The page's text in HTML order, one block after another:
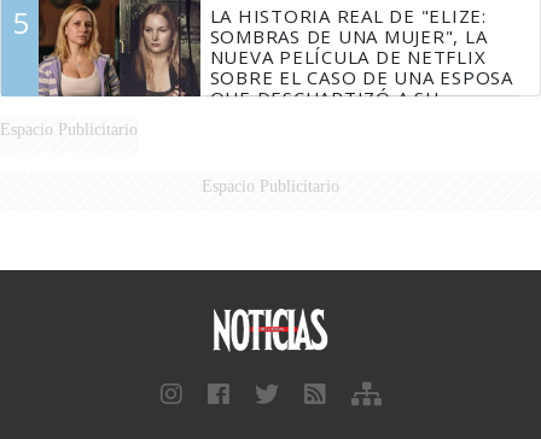
5
LA HISTORIA REAL DE "ELIZE:
SOMBRAS DE UNA MUJER", LA
NUEVA PELÍCULA DE NETFLIX
SOBRE EL CASO DE UNA ESPOSA
QUE DESCUARTIZÓ A SU
Espacio Publicitario
Espacio Publicitario